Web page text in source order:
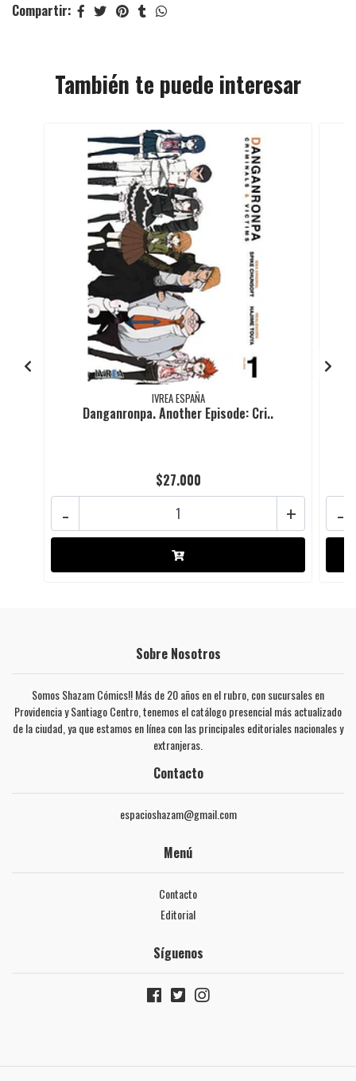
Compartir:
También te puede interesar
IVREA ESPAÑA
Danganronpa. Another Episode: Cri..
$27.000
+
- -
Sobre Nosotros
Somos Shazam Cómics!! Más de 20 años en el rubro, con sucursales en
Providencia y Santiago Centro, tenemos el catálogo presencial más actualizado
de la ciudad, ya que estamos en línea con las principales editoriales nacionales y
extranjeras.
Contacto
espacioshazam@gmail.com
Menú
Contacto
Editorial
Síguenos